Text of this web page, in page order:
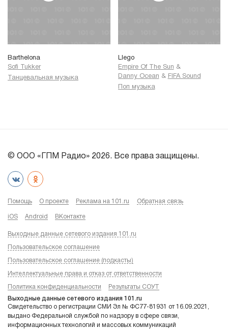
Barthelona
Sofi Tukker
Танцевальная музыка
Llego
Empire Of The Sun &
Danny Ocean & FIFA Sound
Поп музыка
© ООО «ГПМ Радио» 2026. Все права защищены.
Помощь О проекте Реклама на 101.ru Обратная связь
iOS Android ВКонтакте
Выходные данные сетевого издания 101.ru
Пользовательское соглашение
Пользовательское соглашение (подкасты)
Интеллектуальные права и отказ от ответственности
Политика конфиденциальности Результаты СОУТ
Выходные данные сетевого издания 101.ru
Свидетельство о регистрации СМИ Эл № ФС77-81931 от 16.09.2021,
выдано Федеральной службой по надзору в сфере связи,
информационных технологий и массовых коммуникаций